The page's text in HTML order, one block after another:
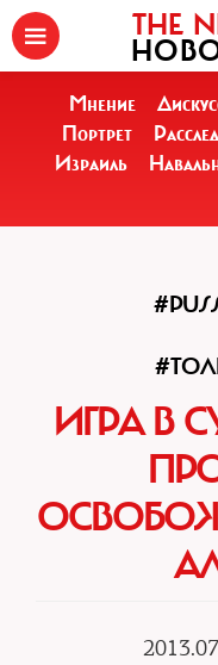
THE
Мнение
Портрет
Израиль
ИГРА В